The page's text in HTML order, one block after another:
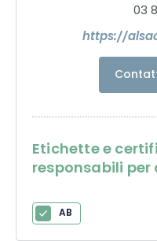
03
https://
Etichette e
responsabili
AB